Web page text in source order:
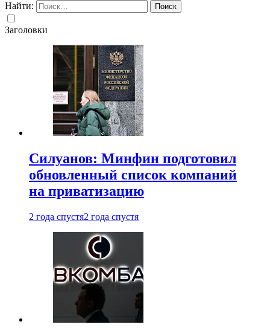
Найти:
Заголовки
Силуанов: Минфин подготовил
обновленный список компаний
на приватизацию
2 года спустя2 года спустя